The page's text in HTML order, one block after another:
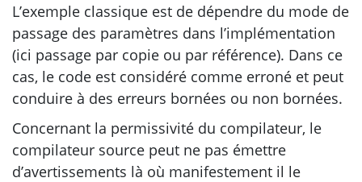
L’exemple classique est de dépendre du mode de
passage des paramètres dans l’implémentation
(ici passage par copie ou par référence). Dans ce
cas, le code est considéré comme erroné et peut
conduire à des erreurs bornées ou non bornées.
Concernant la permissivité du compilateur, le
compilateur source peut ne pas émettre
d’avertissements là où manifestement il le